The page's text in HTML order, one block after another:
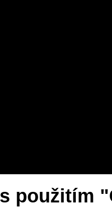
použitím